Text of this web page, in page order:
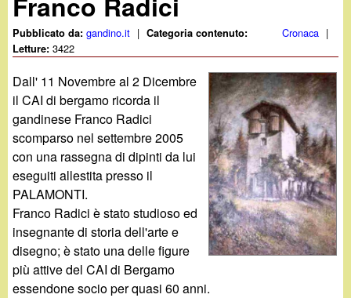
.
g
a
n
d
i
n
i
r
i
e
c
a
qui
Pubblicato da:gandino.it | Categoria contenuto: Cronaca |
Letture:3422
Dall' 11 Novembre al 2 Dicembre
il CAI di bergamo ricorda il
gandinese Franco Radici
scomparso nel settembre 2005
con una rassegna di dipinti da lui
eseguiti allestita presso il
PALAMONTI.
Franco Radici è stato studioso ed
insegnante di storia dell'arte e
disegno; è stato una delle figure
più attive del CAI di Bergamo
essendone socio per quasi 60 anni.